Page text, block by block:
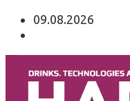
09.08.2026